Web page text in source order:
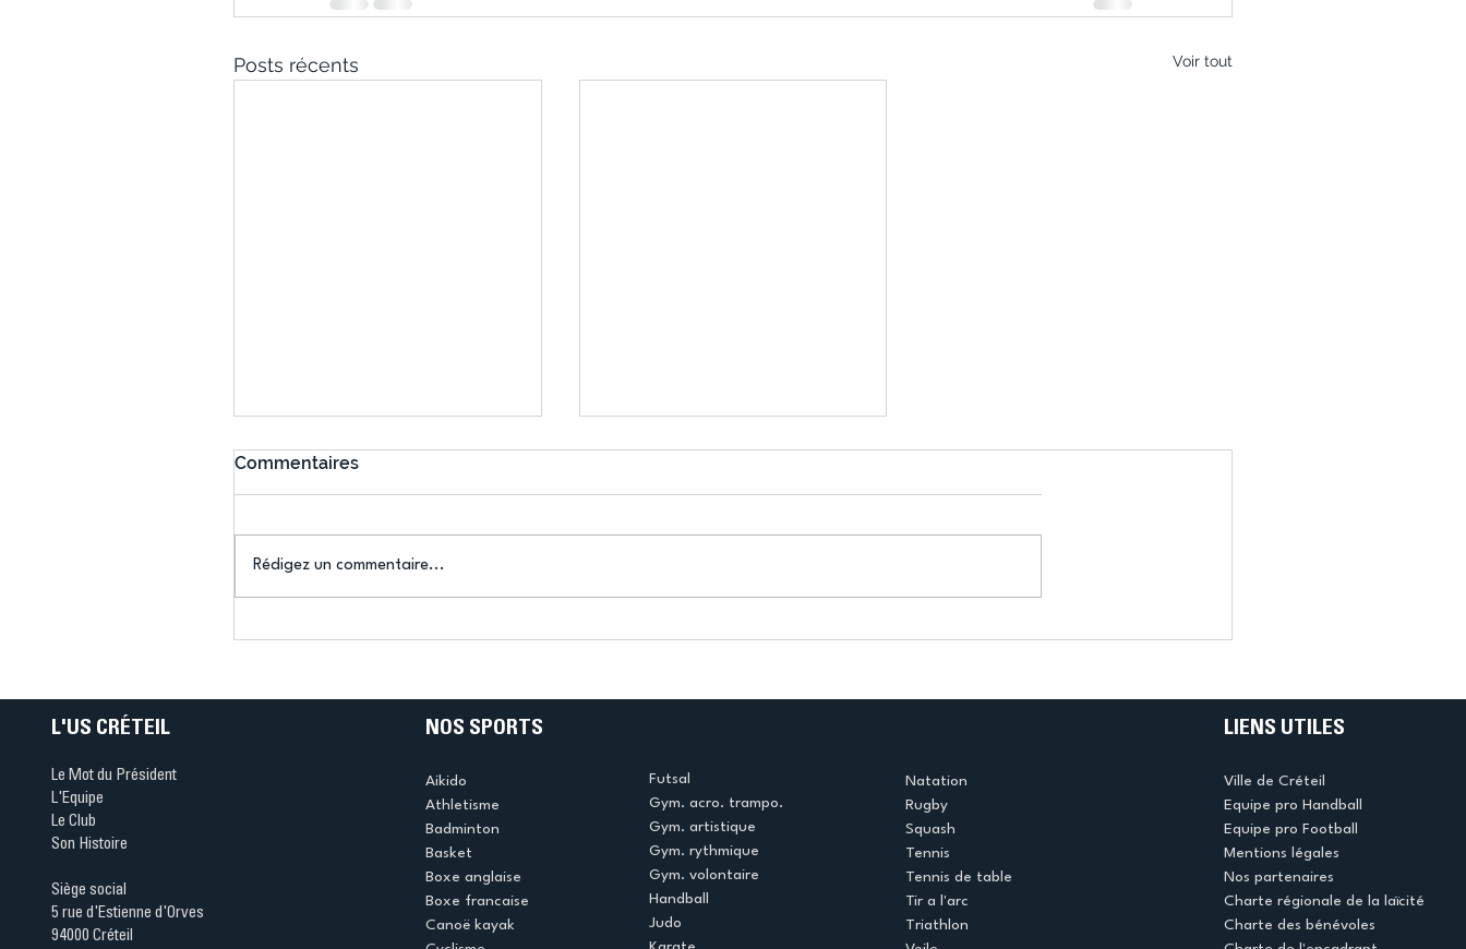
Posts récents Voir tout
Commentaires
Rédigez un commentaire...
L'US CRÉTEIL
Le Mot du Président
L'Equipe
Le Club
Son Histoire
Siège social
5 rue d'Estienne d'Orves
94000 Créteil
NOS SPORTS
Aikido
Athletisme
Badminton
Basket
Boxe anglaise
Boxe francaise
Canoë kayak
Futsal
Gym. acro. trampo.
Gym. artistique
Gym. rythmique
Gym. volontaire
Handball
Judo
Natation
Rugby
Squash
Tennis
Tennis de table
Tir a l'arc
Triathlon
LIENS UTILES
Ville de Créteil
Equipe pro Handball
Equipe pro Football
Mentions légales
Nos partenaires
Charte régionale de la laïcité
Charte des bénévoles